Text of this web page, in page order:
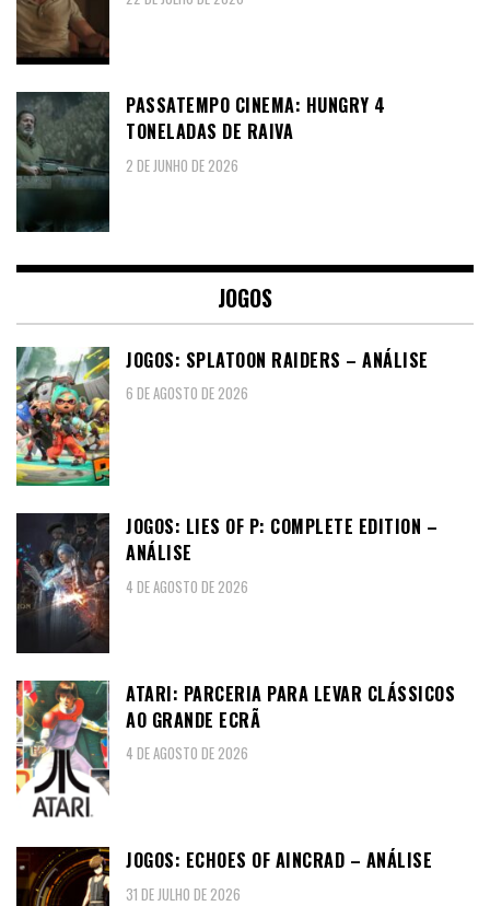
PASSATEMPO CINEMA: HUNGRY 4
TONELADAS DE RAIVA
2 DE JUNHO DE 2026
JOGOS
JOGOS: SPLATOON RAIDERS – ANÁLISE
6 DE AGOSTO DE 2026
JOGOS: LIES OF P: COMPLETE EDITION –
ANÁLISE
4 DE AGOSTO DE 2026
ATARI: PARCERIA PARA LEVAR CLÁSSICOS
AO GRANDE ECRÃ
4 DE AGOSTO DE 2026
JOGOS: ECHOES OF AINCRAD – ANÁLISE
31 DE JULHO DE 2026